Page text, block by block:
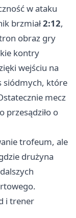
w ataku
brzmiał2:12,
obraz gry
kontry
wejściu na
siódmych, które
mecz
przesądziło o
trofeum, ale
drużyna
i trener